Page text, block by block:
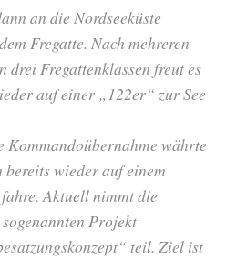
an die Nordseeküste
Fregatte. Nach mehreren
drei Fregattenklassen freut es
auf einer „122er“ zur See
Kommandoübernahme währte
wieder auf einem
Aktuell nimmt die
Projekt
teil. Ziel ist